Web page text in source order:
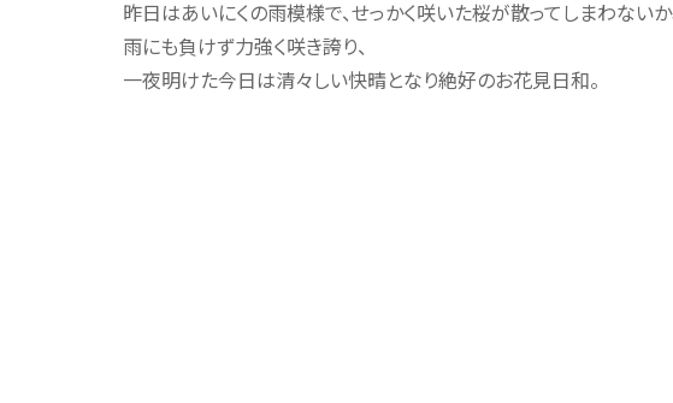
昨日はあいにくの雨模様で、せっかく咲いた桜が散ってしまわない
雨にも負けず力強く咲き誇り、
一夜明けた今日は清々しい快晴となり絶好のお花見日和。